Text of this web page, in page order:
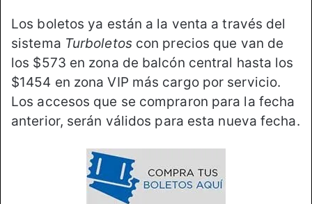
Los boletos ya están a la venta a través del
sistema Turboletos con precios que van de
los $573 en zona de balcón central hasta los
$1454 en zona VIP más cargo por servicio.
Los accesos que se compraron para la fecha
anterior, serán válidos para esta nueva fecha.